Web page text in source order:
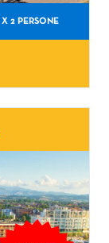
X 2 PERSONE